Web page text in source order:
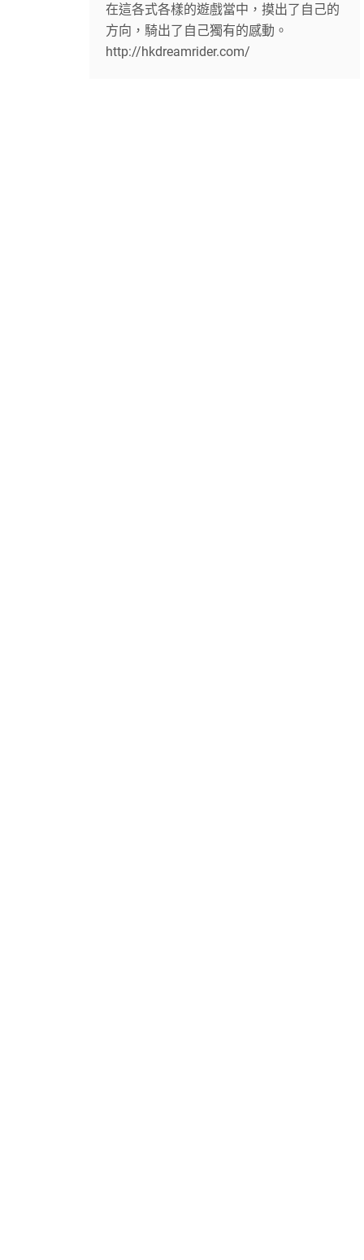
在這各式各樣的遊戲當中，摸出了自己的
方向，騎出了自己獨有的感動。
http://hkdreamrider.com/